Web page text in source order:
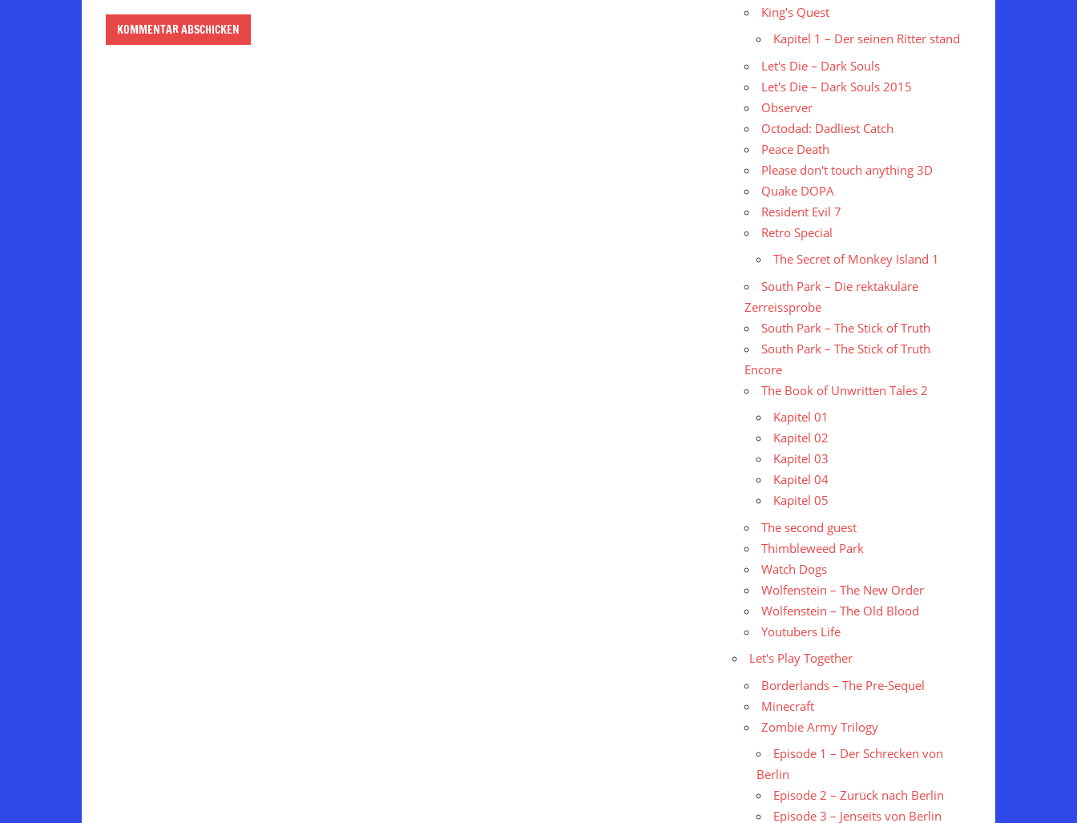
King's Quest
Kapitel 1 – Der seinen Ritter stand
Let's Die – Dark Souls
Let's Die – Dark Souls 2015
Observer
Octodad: Dadliest Catch
Peace Death
Please don't touch anything 3D
Quake DOPA
Resident Evil 7
Retro Special
The Secret of Monkey Island 1
South Park – Die rektakuläre
Zerreissprobe
South Park – The Stick of Truth
South Park – The Stick of Truth
Encore
The Book of Unwritten Tales 2
Kapitel 01
Kapitel 02
Kapitel 03
Kapitel 04
Kapitel 05
The second guest
Thimbleweed Park
Watch Dogs
Wolfenstein – The New Order
Wolfenstein – The Old Blood
Youtubers Life
Let's Play Together
Borderlands – The Pre-Sequel
Minecraft
Zombie Army Trilogy
Episode 1 – Der Schrecken von
Berlin
Episode 2 – Zurück nach Berlin
Episode 3 – Jenseits von Berlin